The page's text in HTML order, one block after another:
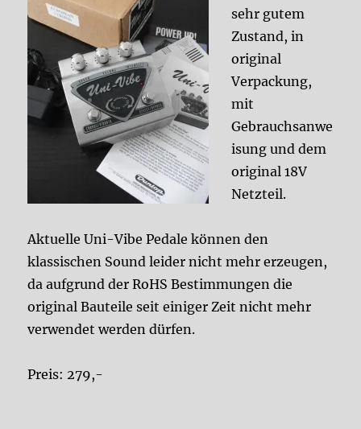
sehr gutem
Zustand, in
original
Verpackung,
mit
Gebrauchsanwe
isung und dem
original 18V
Netzteil.
Aktuelle Uni-Vibe Pedale können den
klassischen Sound leider nicht mehr erzeugen,
da aufgrund der RoHS Bestimmungen die
original Bauteile seit einiger Zeit nicht mehr
verwendet werden dürfen.
Preis: 279,-